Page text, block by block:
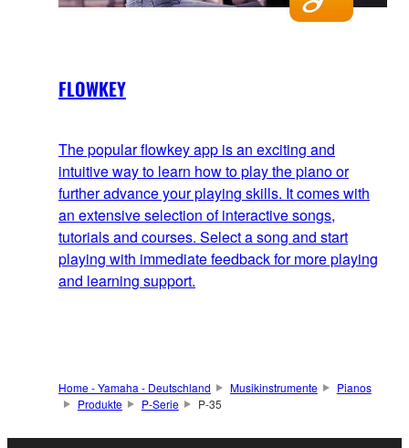
FLOWKEY
The popular flowkey app is an exciting and
intuitive way to learn how to play the piano or
further advance your playing skills. It comes with
an extensive selection of interactive songs,
tutorials and courses. Select a song and start
playing with immediate feedback for more playing
and learning support.
Home - Yamaha - Deutschland Musikinstrumente
Pianos
Produkte
P-Serie P-35